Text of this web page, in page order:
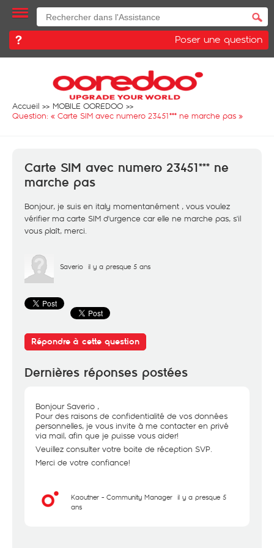
Poser une question
Accueil
MOBILE OOREDOO
Question: « Carte SIM avec numero 23451*** ne marche pas »
Carte SIM avec numero 23451*** ne
marche pas
Bonjour, je suis en italy momentanément , vous voulez
vérifier ma carte SIM d'urgence car elle ne marche pas, s'il
vous plaît, merci.
Saverio il y a presque 5 ans
Répondre à cette question
Dernières réponses postées
Bonjour Saverio ,
Pour des raisons de confidentialité de vos données
personnelles, je vous invite à me contacter en privé
via mail, afin que je puisse vous aider!
Veuillez consulter votre boite de réception SVP.
Merci de votre confiance!
Kaouther - Community Manager il y a presque 5
ans